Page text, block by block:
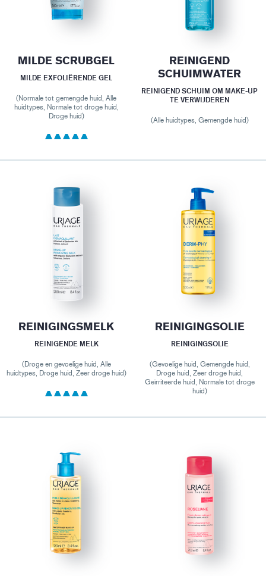
MILDE SCRUBGEL
MILDE EXFOLIËRENDE GEL
(Normale tot gemengde huid, Alle
huidtypes, Normale tot droge huid,
Droge huid)
REINIGEND
SCHUIMWATER
REINIGEND SCHUIM OM MAKE-UP
TE VERWIJDEREN
(Alle huidtypes, Gemengde huid)
REINIGINGSMELK
REINIGENDE MELK
(Droge en gevoelige huid, Alle
huidtypes, Droge huid, Zeer droge huid)
REINIGINGSOLIE
REINIGINGSOLIE
(Gevoelige huid, Gemengde huid,
Droge huid, Zeer droge huid,
Geïrriteerde huid, Normale tot droge
huid)